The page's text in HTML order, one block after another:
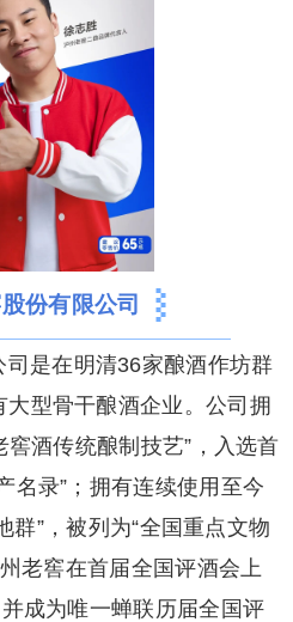
份有限公司
是在明清36家酿酒作坊群
型骨干酿酒企业。公司拥
酒传统酿制技艺”，入选首
名录”；拥有连续使用至今
群”，被列为“全国重点文物
老窖在首届全国评酒会上
成为唯一蝉联历届全国评